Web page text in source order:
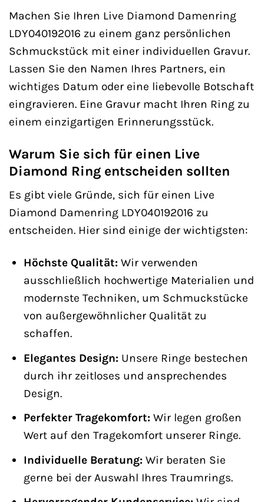
Machen Sie Ihren Live Diamond Damenring
LDY040192016 zu einem ganz persönlichen
Schmuckstück mit einer individuellen Gravur.
Lassen Sie den Namen Ihres Partners, ein
wichtiges Datum oder eine liebevolle Botschaft
eingravieren. Eine Gravur macht Ihren Ring zu
einem einzigartigen Erinnerungsstück.
Warum Sie sich für einen Live
Diamond Ring entscheiden sollten
Es gibt viele Gründe, sich für einen Live
Diamond Damenring LDY040192016 zu
entscheiden. Hier sind einige der wichtigsten:
Höchste Qualität:Wir verwenden
ausschließlich hochwertige Materialien und
modernste Techniken, um Schmuckstücke
von außergewöhnlicher Qualität zu
schaffen.
Elegantes Design:Unsere Ringe bestechen
durch ihr zeitloses und ansprechendes
Design.
Perfekter Tragekomfort:Wir legen großen
Wert auf den Tragekomfort unserer Ringe.
Individuelle Beratung:Wir beraten Sie
gerne bei der Auswahl Ihres Traumrings.